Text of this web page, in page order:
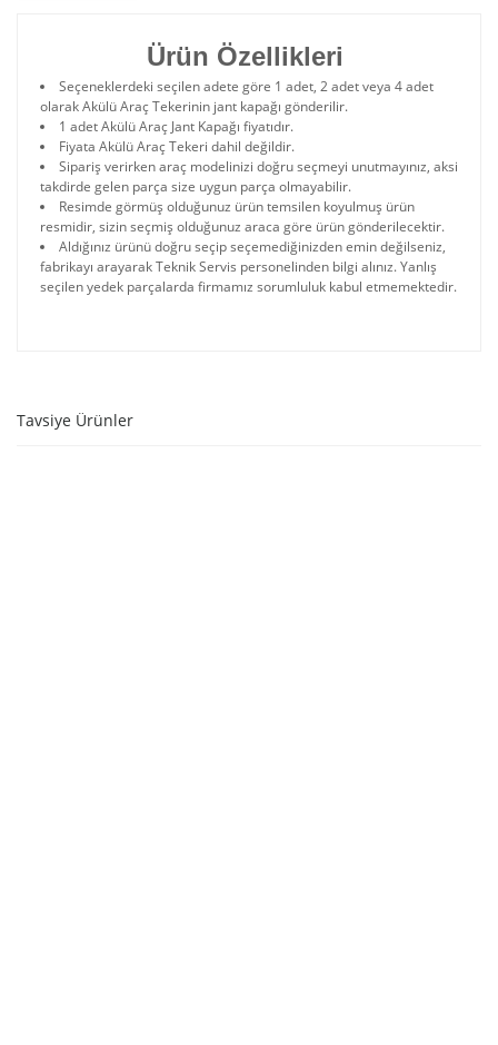
Ürün Özellikleri
Seçeneklerdeki seçilen adete göre 1 adet, 2 adet veya 4 adet
olarak Akülü Araç Tekerinin jant kapağı gönderilir.
1 adet Akülü Araç Jant Kapağı fiyatıdır.
Fiyata Akülü Araç Tekeri dahil değildir.
Sipariş verirken araç modelinizi doğru seçmeyi unutmayınız, aksi
takdirde gelen parça size uygun parça olmayabilir.
Resimde görmüş olduğunuz ürün temsilen koyulmuş ürün
resmidir, sizin seçmiş olduğunuz araca göre ürün gönderilecektir.
Aldığınız ürünü doğru seçip seçemediğinizden emin değilseniz,
fabrikayı arayarak Teknik Servis personelinden bilgi alınız. Yanlış
seçilen yedek parçalarda firmamız sorumluluk kabul etmemektedir.
Tavsiye Ürünler